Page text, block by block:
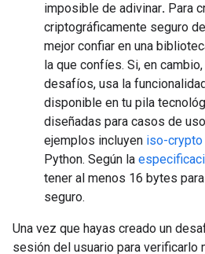
imposible de adivinar. Para
criptográficamente seguro
mejor confiar en una
la que confíes. Si, en
desafíos, usa la
disponible en tu pila
diseñadas para casos de
ejemplos incluyen iso-crypto
Python. Según la
tener al menos 16 bytes
seguro.
Una vez que hayas creado un
sesión del usuario para verificarlo